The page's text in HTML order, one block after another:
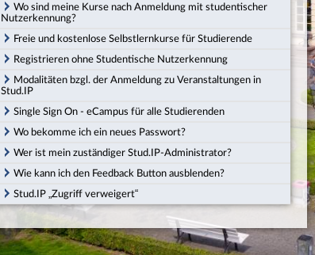
Wo sind meine Kurse nach Anmeldung mit studentischer
Nutzerkennung?
Freie und kostenlose Selbstlernkurse für Studierende
Registrieren ohne Studentische Nutzerkennung
Modalitäten bzgl. der Anmeldung zu Veranstaltungen in
Stud.IP
Single Sign On - eCampus für alle Studierenden
Wo bekomme ich ein neues Passwort?
Wer ist mein zuständiger Stud.IP-Administrator?
Wie kann ich den Feedback Button ausblenden?
Stud.IP „Zugriff verweigert“